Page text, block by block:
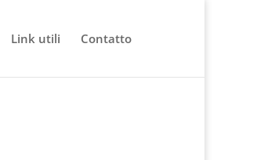
Link utili Contatto